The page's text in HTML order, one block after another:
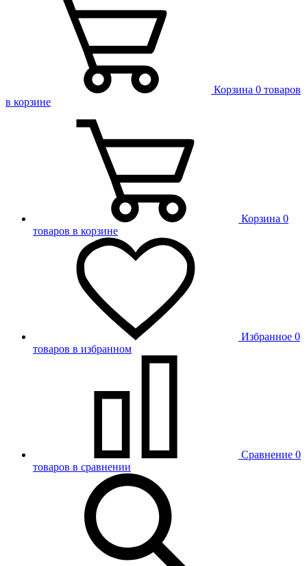
Корзина 0 товаров
в корзине
Корзина 0
товаров в корзине
Избранное 0
товаров в избранном
Сравнение 0
товаров в сравнении